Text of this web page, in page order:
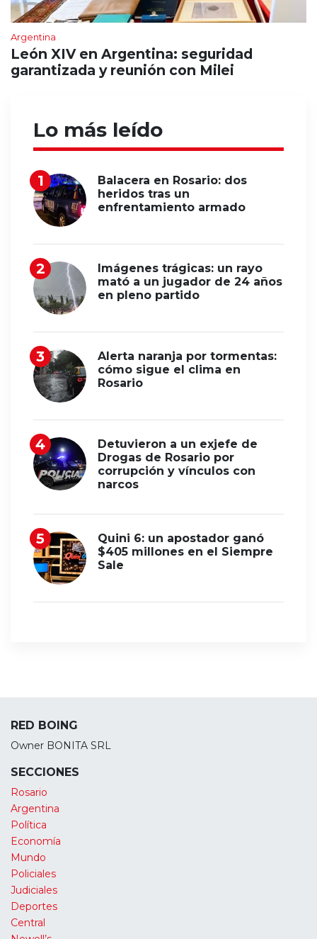
Argentina
León XIV en Argentina: seguridad
garantizada y reunión con Milei
Lo más leído
Balacera en Rosario: dos
heridos tras un
enfrentamiento armado
Imágenes trágicas: un rayo
mató a un jugador de 24 años
en pleno partido
Alerta naranja por tormentas:
cómo sigue el clima en
Rosario
Detuvieron a un exjefe de
Drogas de Rosario por
corrupción y vínculos con
narcos
Quini 6: un apostador ganó
$405 millones en el Siempre
Sale
RED BOING
Owner BONITA SRL
SECCIONES
Rosario
Argentina
Política
Economía
Mundo
Policiales
Judiciales
Deportes
Central